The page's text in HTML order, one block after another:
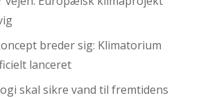
breder sig: Klimatorium
lanceret
skal sikre vand til fremtidens